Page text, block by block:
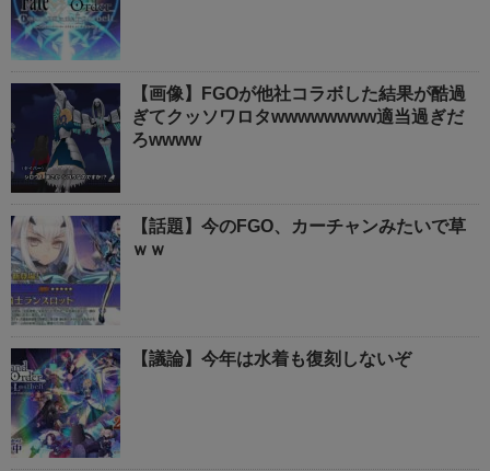
【画像】FGOが他社コラボした結果が酷過
ぎてクッソワロタwwwwwwww適当過ぎだ
ろwwww
【話題】今のFGO、カーチャンみたいで草
ｗｗ
【議論】今年は水着も復刻しないぞ